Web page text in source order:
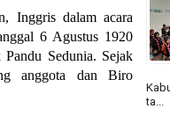
Inggris dalam acara
6 Agustus 1920
Sedunia. Sejak
anggota dan Biro
ta...